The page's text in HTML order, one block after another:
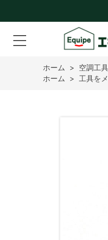
ホーム > 空調工具
ホーム > 工具を